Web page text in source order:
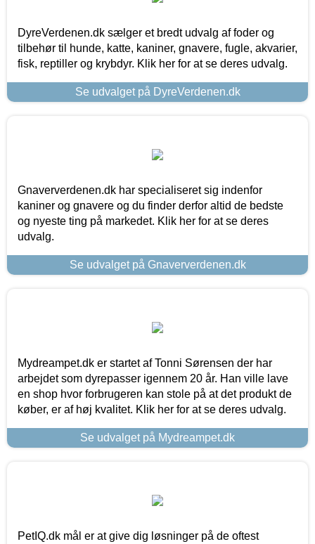
DyreVerdenen.dk sælger et bredt udvalg af foder og
tilbehør til hunde, katte, kaniner, gnavere, fugle, akvarier,
fisk, reptiller og krybdyr. Klik her for at se deres udvalg.
Se udvalget på DyreVerdenen.dk
Gnaververdenen.dk har specialiseret sig indenfor
kaniner og gnavere og du finder derfor altid de bedste
og nyeste ting på markedet. Klik her for at se deres
udvalg.
Se udvalget på Gnaververdenen.dk
Mydreampet.dk er startet af Tonni Sørensen der har
arbejdet som dyrepasser igennem 20 år. Han ville lave
en shop hvor forbrugeren kan stole på at det produkt de
køber, er af høj kvalitet. Klik her for at se deres udvalg.
Se udvalget på Mydreampet.dk
PetIQ.dk mål er at give dig løsninger på de oftest